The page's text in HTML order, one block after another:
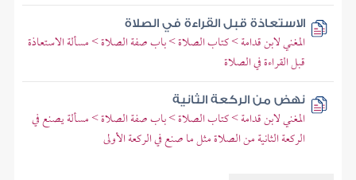
الاستعاذة قبل القراءة في الصلاة
المغني لابن قدامة > كتاب الصلاة > باب صفة الصلاة > مسألة الاستعاذة
قبل القراءة في الصلاة
نهض من الركعة الثانية
المغني لابن قدامة > كتاب الصلاة > باب صفة الصلاة > مسألة يصنع في
الركعة الثانية من الصلاة مثل ما صنع في الركعة الأولى